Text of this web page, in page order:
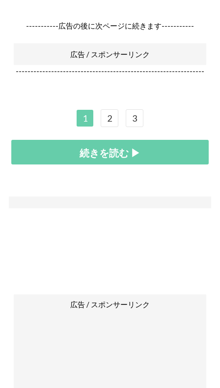
-----------広告の後に次ページに続きます-----------
広告 / スポンサーリンク
----------------------------------------------------------------
1 2 3
続きを読む ▶
広告 / スポンサーリンク